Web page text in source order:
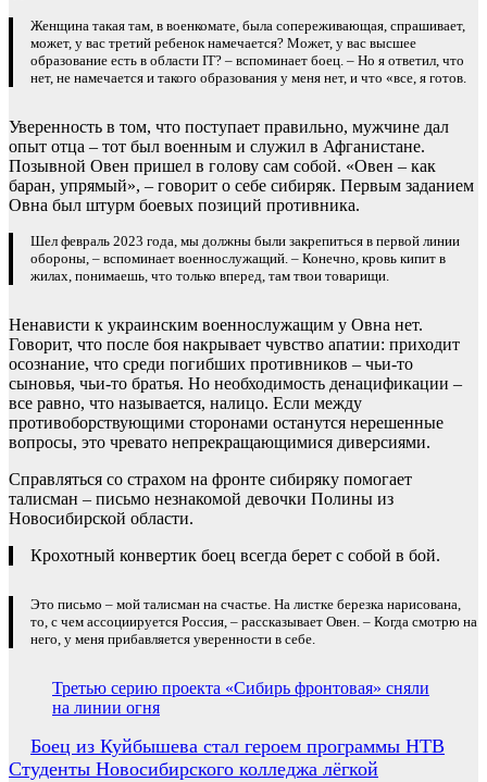
Женщина такая там, в военкомате, была сопереживающая, спрашивает,
может, у вас третий ребенок намечается? Может, у вас высшее
образование есть в области IT? – вспоминает боец. – Но я ответил, что
нет, не намечается и такого образования у меня нет, и что «все, я готов.
Уверенность в том, что поступает правильно, мужчине дал
опыт отца – тот был военным и служил в Афганистане.
Позывной Овен пришел в голову сам собой. «Овен – как
баран, упрямый», – говорит о себе сибиряк. Первым заданием
Овна был штурм боевых позиций противника.
Шел февраль 2023 года, мы должны были закрепиться в первой линии
обороны, – вспоминает военнослужащий. – Конечно, кровь кипит в
жилах, понимаешь, что только вперед, там твои товарищи.
Ненависти к украинским военнослужащим у Овна нет.
Говорит, что после боя накрывает чувство апатии: приходит
осознание, что среди погибших противников – чьи-то
сыновья, чьи-то братья. Но необходимость денацификации –
все равно, что называется, налицо. Если между
противоборствующими сторонами останутся нерешенные
вопросы, это чревато непрекращающимися диверсиями.
Справляться со страхом на фронте сибиряку помогает
талисман – письмо незнакомой девочки Полины из
Новосибирской области.
Крохотный конвертик боец всегда берет с собой в бой.
Это письмо – мой талисман на счастье. На листке березка нарисована,
то, с чем ассоциируется Россия, – рассказывает Овен. – Когда смотрю на
него, у меня прибавляется уверенности в себе.
Третью серию проекта «Сибирь фронтовая» сняли
на линии огня
Навигация
Боец из Куйбышева стал героем программы НТВ
Студенты Новосибирского колледжа лёгкой